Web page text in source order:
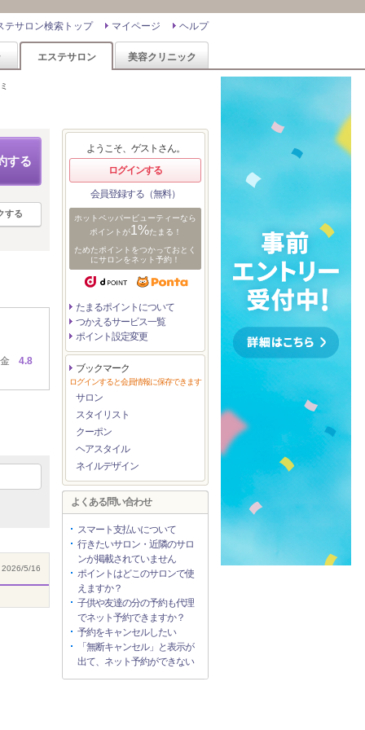
ヘルプ
マイページ
テサロン検索トップ
エステサロン 美容クリニック
する
する
4.8
2026/5/16
ようこそ、ゲストさん。
ログインする
会員登録する（無料）
ホットペッパービューティーなら
ポイントが1%たまる！
ためたポイントをつかっておとく
にサロンをネット予約！
たまるポイントについて
つかえるサービス一覧
ポイント設定変更
ブックマーク
ログインすると会員情報に保存できます
サロン
スタイリスト
クーポン
ヘアスタイル
ネイルデザイン
よくある問い合わせ
スマート支払いについて
行きたいサロン・近隣のサロ
ンが掲載されていません
ポイントはどこのサロンで使
えますか？
子供や友達の分の予約も代理
でネット予約できますか？
予約をキャンセルしたい
「無断キャンセル」と表示が
出て、ネット予約ができない